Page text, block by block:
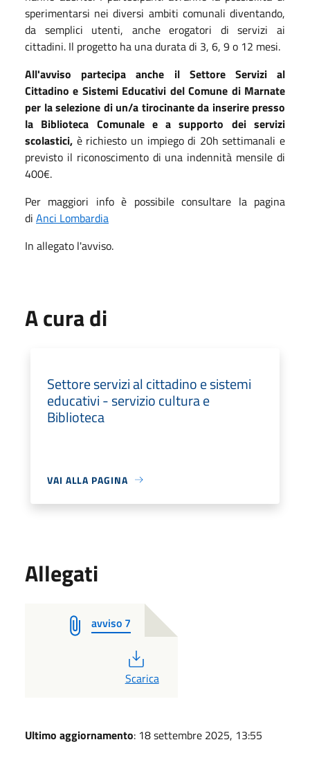
sperimentarsi nei diversi ambiti comunali diventando,
da semplici utenti, anche erogatori di servizi ai
cittadini. Il progetto ha una durata di 3, 6, 9 o 12 mesi.
All'avviso partecipa anche il Settore Servizi al
Cittadino e Sistemi Educativi del Comune di Marnate
per la selezione di un/a tirocinante da inserire presso
la Biblioteca Comunale e a supporto dei servizi
scolastici, è richiesto un impiego di 20h settimanali e
previsto il riconoscimento di una indennità mensile di
400€.
Per maggiori info è possibile consultare la pagina
di Anci Lombardia
In allegato l'avviso.
A cura di
Settore servizi al cittadino e sistemi
educativi - servizio cultura e
Biblioteca
VAI ALLA PAGINA
Allegati
avviso 7
PDF
Scarica
Ultimo aggiornamento: 18 settembre 2025, 13:55